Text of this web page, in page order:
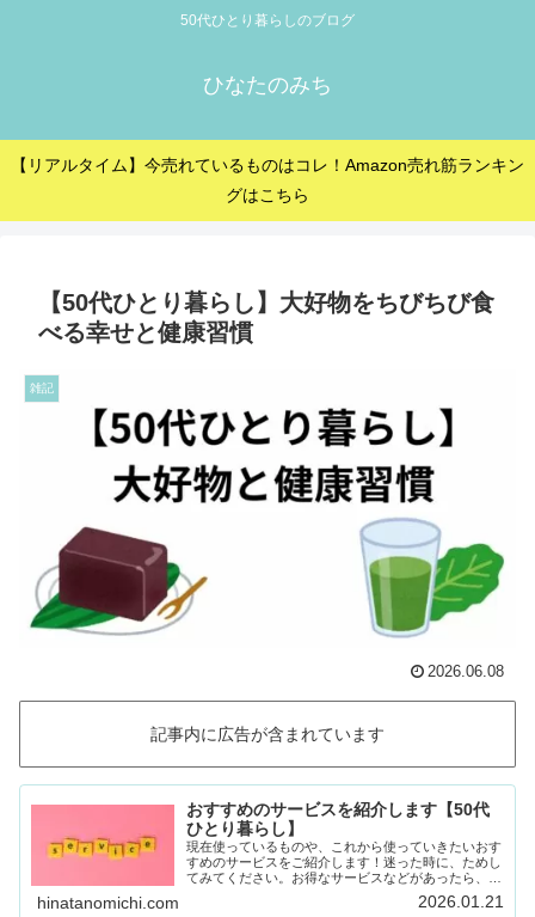
50代ひとり暮らしのブログ
ひなたのみち
【リアルタイム】今売れているものはコレ！Amazon売れ筋ランキン
グはこちら
【50代ひとり暮らし】大好物をちびちび食
べる幸せと健康習慣
雑記
2026.06.08
記事内に広告が含まれています
おすすめのサービスを紹介します【50代
ひとり暮らし】
現在使っているものや、これから使っていきたいおす
すめのサービスをご紹介します！迷った時に、ためし
てみてください。お得なサービスなどがあったら、随
時載せていきます！Amazon prime (アマゾンプラ
イム) 30日間の無料体験ができます。…
hinatanomichi.com 2026.01.21